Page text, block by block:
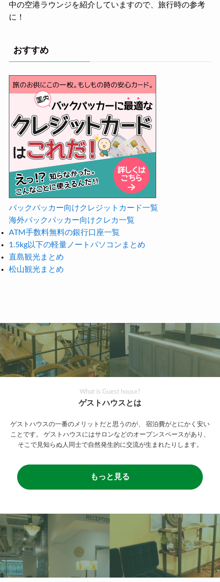
中の空港ラウンジを紹介していますので、旅行時の参考
に！
おすすめ
バックパッカー向けクレジットカード一覧
海外バックパッカー向けクレカ一覧
ATM手数料無料の銀行口座一覧
1.5kg以下の軽量ノートパソコンまとめ
直島観光まとめ
松山観光まとめ
What is Guest house?
ゲストハウスとは
ゲストハウスの一番のメリットだと思うのが、
宿泊費がとにかく安い
ことです。
ゲストハウスにはサロンなどのオープンスペースがあり、
そこで見知らぬ人同士で自然発生的に交流が生まれたりします。
もっと見る